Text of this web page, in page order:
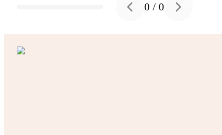
Previous slide
0 /0 Next slide